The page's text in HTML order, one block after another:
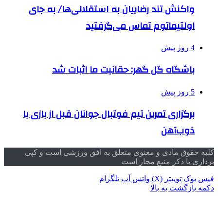
واکنش تند رضاییان به استقلالی‌ها/ به جای
اولتیماتوم تماس می‌گرفتید
4 روز پیش
باشگاه گل گهر: حقانیت ما اثبات شد
5 روز پیش
برگزاری تمرین تیم فوتبال جوانان قبل از بازی با
ذوب‌آهن
کلیه حقوق مادی و معنوی متعلق به افق ورزشی است و کپی
برداری با ذکر منبع مجاز است
فیس بوک توییتر (X) واتس آپ تلگرام
دکمه بازگشت به بالا